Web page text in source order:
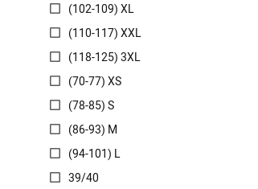
(102-109) XL
(110-117) XXL
(118-125) 3XL
(70-77) XS
(78-85) S
(86-93) M
(94-101) L
39/40